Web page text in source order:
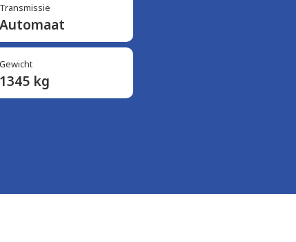
Transmissie
Automaat
Gewicht
1345 kg